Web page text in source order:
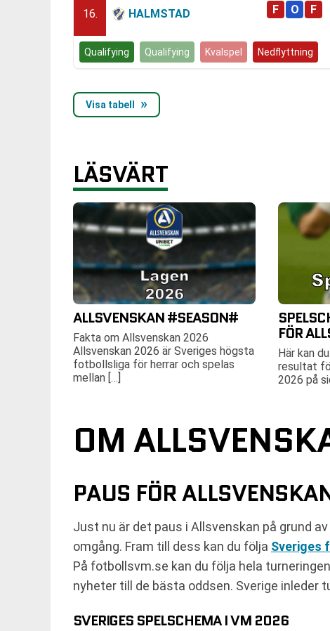
16. HALMSTAD
Qualifying Qualifying Kvalspel Nedflyttning
Visa tabell
LÄSVÄRT
ALLSVENSKAN #SEASON#
Fakta om Allsvenskan 2026
Allsvenskan 2026 är Sveriges högsta
fotbollsliga för herrar och spelas
mellan […]
FÖR
Här kan
resultat
2026 på
OM
PAUS FÖR
Just nu är det paus i Allsvenskan på grund
omgång. Fram till dess kan du följa Sveriges
På fotbollsvm.se kan du följa hela
nyheter till de bästa oddsen. Sverige inleder
SVERIGES SPELSCHEMA I VM 2026